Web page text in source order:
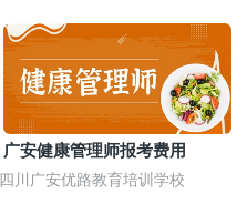
广安健康管理师报考费用
四川广安优路教育培训学校